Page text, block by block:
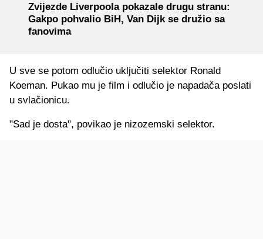
Zvijezde Liverpoola pokazale drugu stranu:
Gakpo pohvalio BiH, Van Dijk se družio sa
fanovima
U sve se potom odlučio uključiti selektor Ronald
Koeman. Pukao mu je film i odlučio je napadača poslati
u svlačionicu.
"Sad je dosta", povikao je nizozemski selektor.